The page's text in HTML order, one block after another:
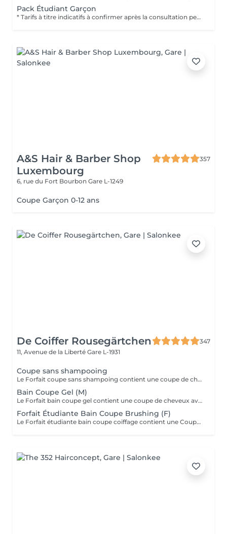
Pack Étudiant Garçon
* Tarifs à titre indicatifs à confirmer après la consultation personnalisée établit auprès de votre coiffeur/stylist/spécialiste * La direction se réserve le droit dapporter des modifications pour le bon fonctionnement du salon
A&S Hair & Barber Shop
Luxembourg
357
6, rue du Fort Bourbon Gare L-1249
Coupe Garçon 0-12 ans
De Coiffer Rousegärtchen
347
11, Avenue de la Liberté Gare L-1931
Coupe sans shampooing
Le Forfait coupe sans shampoing contient une coupe de cheveux sans shampoing pour les étudiants. En cas de questions veuillez appeler au +352 26 35 02 89.
Bain Coupe Gel (M)
Le Forfait bain coupe gel contient une coupe de cheveux avec shampoing et l'application d'un produit de finition (Gel, Cire, Laque, etc.) pour les étudiants. En cas de questions veuillez appeler au +352 26 35 02 89.
Forfait Étudiante Bain Coupe Brushing (F)
Le Forfait étudiante bain coupe coiffage contient une Coupe et un Brushing pour les étudiantes. Dépendant de la longueur des cheveux, le prix peut varier. En cas de questions veuillez appeler au +352 26 35 02 89.